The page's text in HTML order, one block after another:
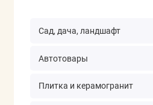
Сад, дача, ландшафт
Автотовары
Плитка и керамогранит